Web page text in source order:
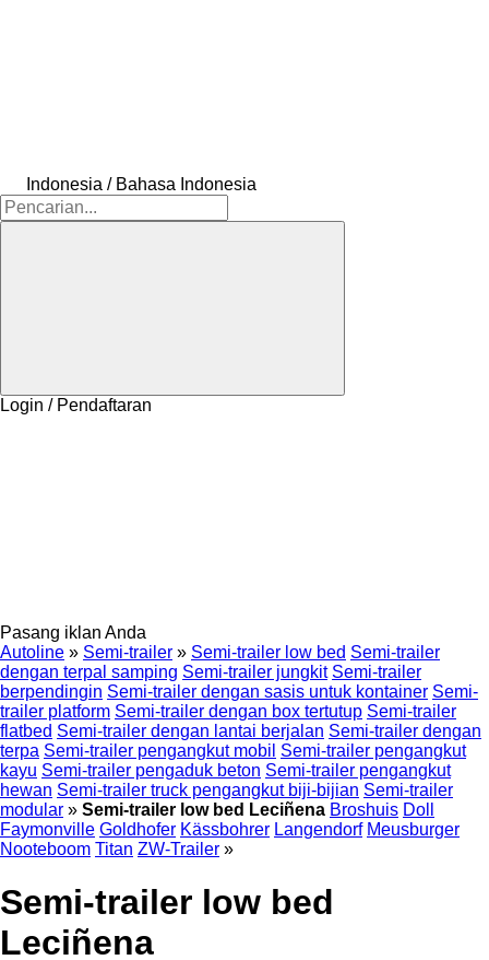
Indonesia / Bahasa Indonesia
Login / Pendaftaran
Pasang iklan Anda
Autoline » Semi-trailer » Semi-trailer low bed Semi-trailer
dengan terpal samping Semi-trailer jungkit Semi-trailer
berpendingin Semi-trailer dengan sasis untuk kontainer Semi-
trailer platform Semi-trailer dengan box tertutup Semi-trailer
flatbed Semi-trailer dengan lantai berjalan Semi-trailer dengan
terpa Semi-trailer pengangkut mobil Semi-trailer pengangkut
kayu Semi-trailer pengaduk beton Semi-trailer pengangkut
hewan Semi-trailer truck pengangkut biji-bijian Semi-trailer
modular » Semi-trailer low bed Leciñena Broshuis Doll
Faymonville Goldhofer Kässbohrer Langendorf Meusburger
Nooteboom Titan ZW-Trailer »
Semi-trailer low bed
Leciñena